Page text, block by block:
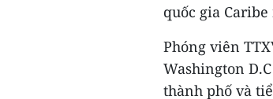
quốc gia
Phóng viên
Washington
thành phố và